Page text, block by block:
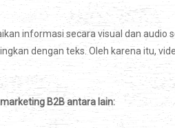
informasi secara visual dan audio
dengan teks. Oleh karena itu,
B2B antara lain: